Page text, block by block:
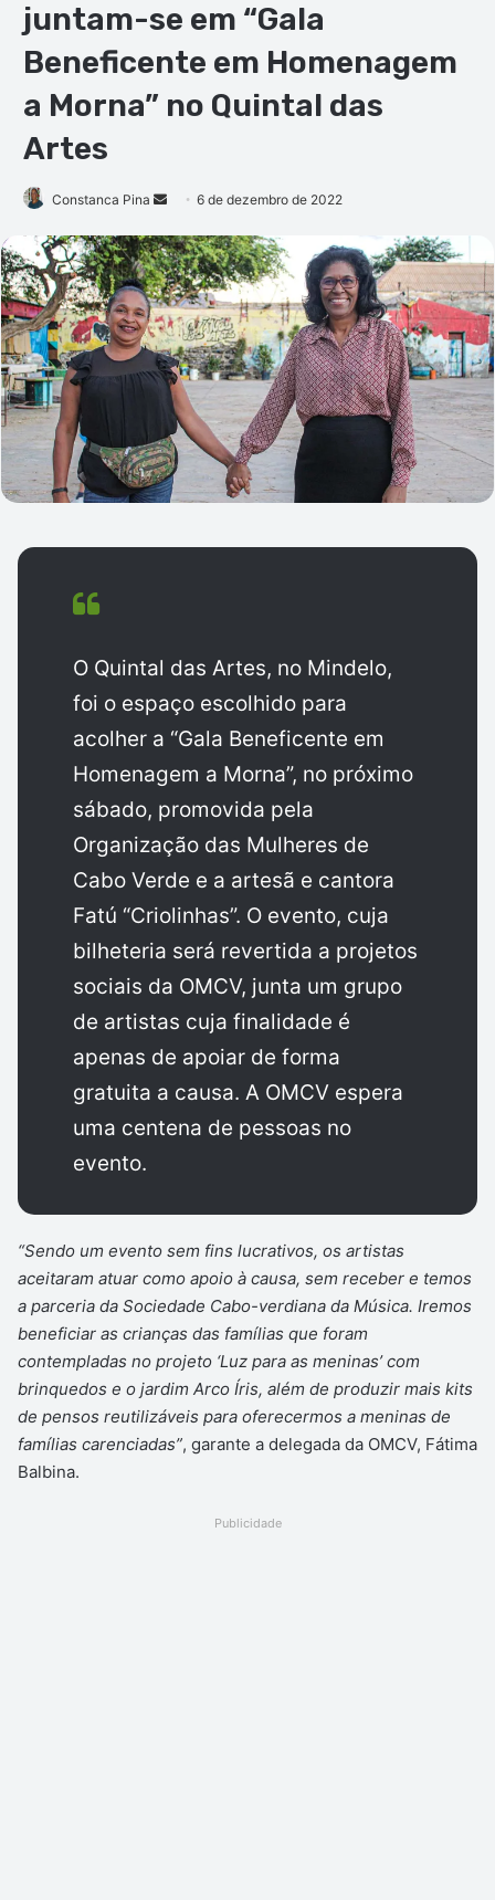
juntam-se em “Gala
Beneficente em Homenagem
a Morna” no Quintal das
Artes
Constanca Pina
Mande
e-
mail
6 de dezembro de 2022
O Quintal das Artes, no Mindelo,
foi o espaço escolhido para
acolher a “Gala Beneficente em
Homenagem a Morna”, no próximo
sábado, promovida pela
Organização das Mulheres de
Cabo Verde e a artesã e cantora
Fatú “Criolinhas”. O evento, cuja
bilheteria será revertida a projetos
sociais da OMCV, junta um grupo
de artistas cuja finalidade é
apenas de apoiar de forma
gratuita a causa. A OMCV espera
uma centena de pessoas no
evento.
“Sendo um evento sem fins lucrativos, os artistas
aceitaram atuar como apoio à causa, sem receber e temos
a parceria da Sociedade Cabo-verdiana da Música. Iremos
beneficiar as crianças das famílias que foram
contempladas no projeto ‘Luz para as meninas’ com
brinquedos e o jardim Arco Íris, além de produzir mais kits
de pensos reutilizáveis para oferecermos a meninas de
famílias carenciadas”, garante a delegada da OMCV, Fátima
Balbina.
Publicidade